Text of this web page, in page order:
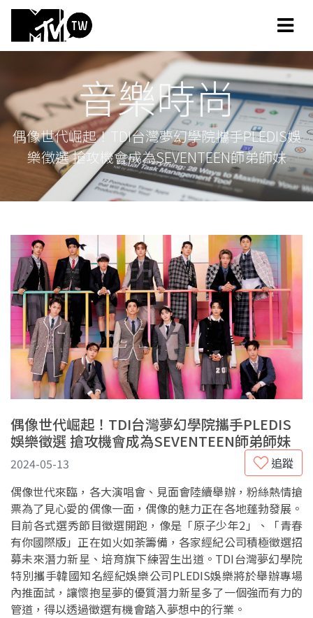
音樂時尚
偶像世代崛起！TDI台灣夢幻學院攜手PLEDIS娛
樂徵選 搶攻機會成為SEVENTEEN師弟師妹
偶像世代崛起！TDI台灣夢幻學院攜手PLEDIS
娛樂徵選 搶攻機會成為SEVENTEEN師弟師妹
追蹤
2024-05-13
偶像世代來臨，各大演唱會、見面會陸續舉辦，粉絲熱情搶
票為了見心愛的偶像一面，偶像的魅力正在各地蓬勃發展。
目前各式選秀節目徵選開跑，像是「原子少年2」、「青春
有你國際版」正在如火如荼籌備，各家經紀公司積極徵選招
募未來潛力新星、培育旗下練習生出道。TDI台灣夢幻學院
特別攜手韓國知名經紀娛樂公司PLEDIS娛樂將於舉辦專場
內推面試，讓懷抱星夢的優質潛力新星多了一個強而有力的
管道，得以透過徵選有機會踏入夢想中的行業。